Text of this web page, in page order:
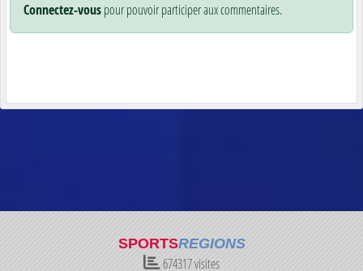
Connectez-vouspour pouvoir participer aux commentaires.
SPORTSREGIONS
674317visites